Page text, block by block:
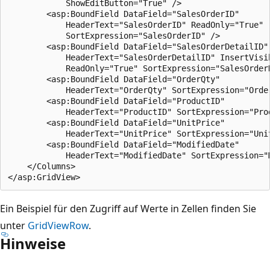
            ShowEditButton="True" />
        <asp:BoundField DataField="SalesOrderID"
            HeaderText="SalesOrderID" ReadOnly="True"
            SortExpression="SalesOrderID" />
<asp:BoundField
HeaderText="SalesOrderDetailID"
ReadOnly="True"
        <asp:BoundField DataField="OrderQty"
HeaderText="OrderQty"
        <asp:BoundField DataField="ProductID"
HeaderText="ProductID"
        <asp:BoundField DataField="UnitPrice"
HeaderText="UnitPrice"
        <asp:BoundField DataField="ModifiedDate"
HeaderText="ModifiedDate"
    </Columns>
Ein Beispiel für den Zugriff auf Werte in Zellen finden Sie
unter GridViewRow.
Hinweise